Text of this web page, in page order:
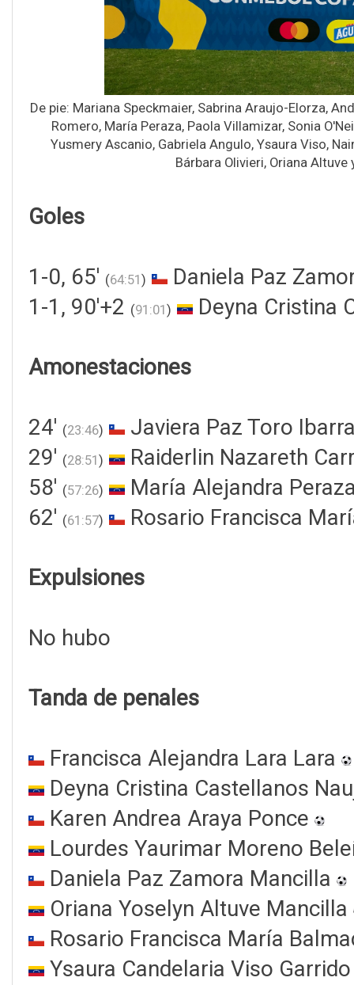
De pie: Mariana Speckmaier, Sabrina Araujo-Elorza,
Romero, María Peraza, Paola Villamizar, Sonia
Yusmery Ascanio, Gabriela Angulo, Ysaura Viso,
Bárbara Olivieri, Oriana
Goles
1-0, 65' (64:51)
Daniela Paz
1-1, 90'+2 (91:01) Deyna Cristina
Amonestaciones
24' (23:46)
Javiera Paz Toro
29' (28:51)
Raiderlin Nazareth
58' (57:26)
María Alejandra
62' (61:57) Rosario Francisca
Expulsiones
No hubo
Tanda de penales
Francisca Alejandra Lara Lara
Deyna Cristina Castellanos
Karen Andrea Araya Ponce
Lourdes Yaurimar Moreno
Daniela Paz Zamora Mancilla
Oriana Yoselyn Altuve Mancilla
Rosario Francisca María
Ysaura Candelaria Viso